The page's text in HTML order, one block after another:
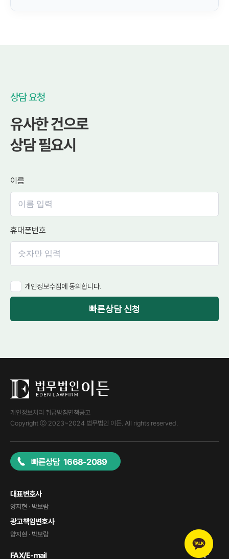
상담 요청
유사한 건으로
상담 필요시
이름
휴대폰번호
개인정보수집에 동의합니다.
빠른상담 신청
개인정보처리 취급방침면책공고
Copyright ⓒ 2023~2024 법무법인 이든. All rights reserved.
빠른상담 1668-2089
대표변호사
양지현 · 박보람
광고책임변호사
양지현 · 박보람
FAX/E-mail